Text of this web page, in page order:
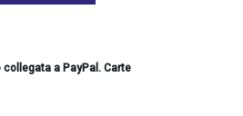
a PayPal. Carte